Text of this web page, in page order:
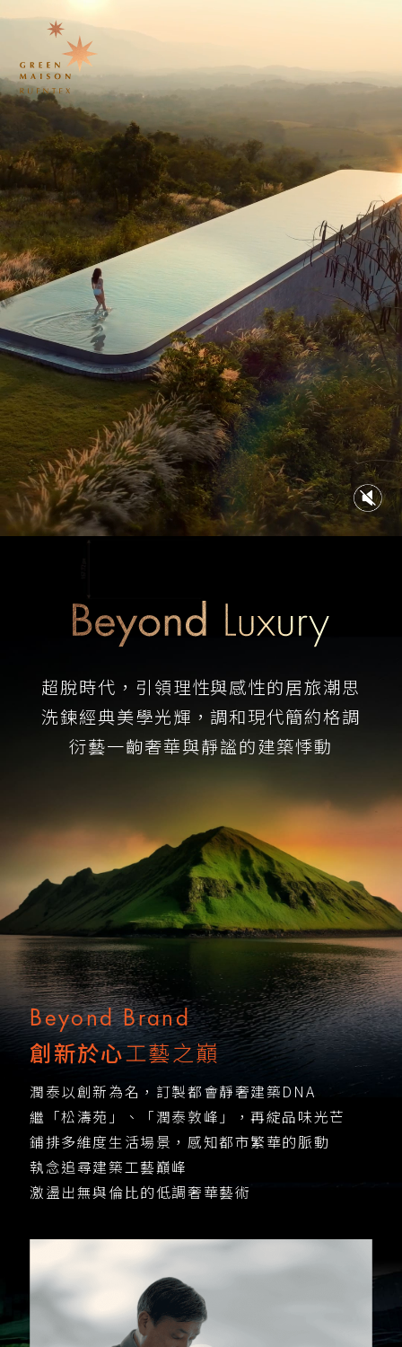
超脫時代，引領理性與感性的居旅潮思
洗鍊經典美學光輝，調和現代簡約格調
衍藝一齣奢華與靜謐的建築悸動
Beyond Brand
創新於心工藝之巔
潤泰以創新為名，訂製都會靜奢建築DNA
繼「松濤苑」、「潤泰敦峰」，再綻品味光芒
鋪排多維度生活場景，感知都市繁華的脈動
執念追尋建築工藝巔峰
激盪出無與倫比的低調奢華藝術